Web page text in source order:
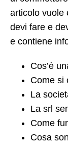
articolo vuole
devi fare e
e contiene
Cos’è
Come si
La
La srl
Come
Cosa